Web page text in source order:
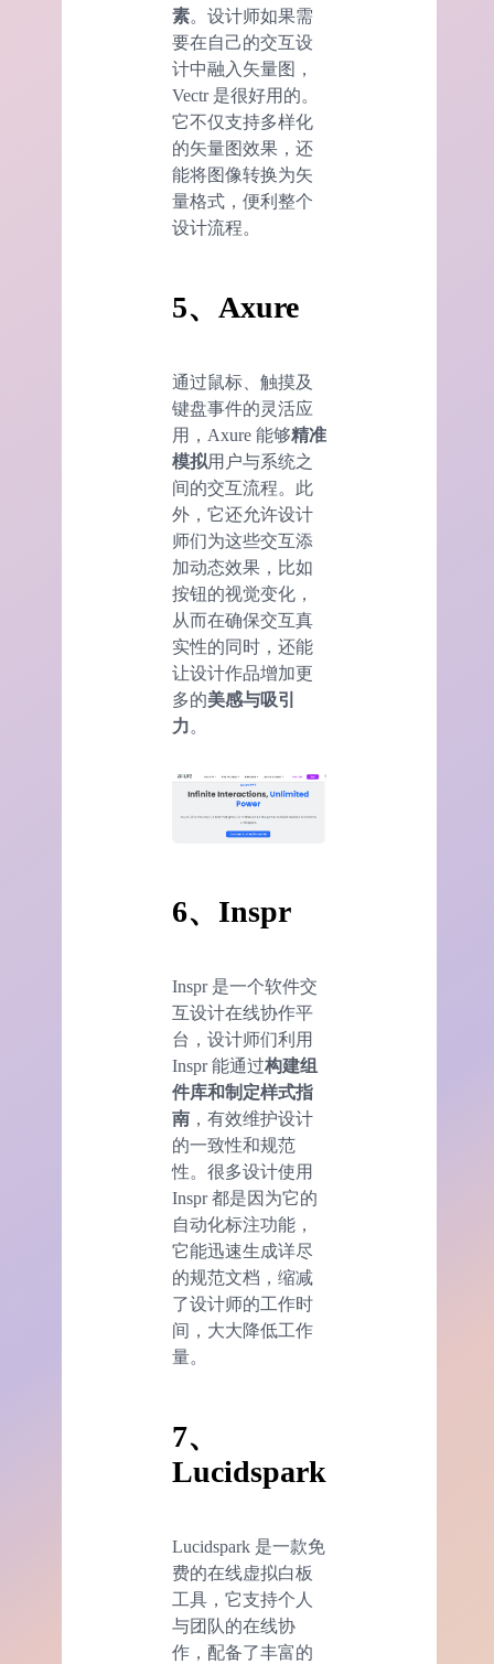
素。设计师如果需
要在自己的交互设
计中融入矢量图，
Vectr 是很好用的。
它不仅支持多样化
的矢量图效果，还
能将图像转换为矢
量格式，便利整个
设计流程。
5、Axure
通过鼠标、触摸及
键盘事件的灵活应
用，Axure 能够精准
模拟用户与系统之
间的交互流程。此
外，它还允许设计
师们为这些交互添
加动态效果，比如
按钮的视觉变化，
从而在确保交互真
实性的同时，还能
让设计作品增加更
多的美感与吸引
力。
6、Inspr
Inspr 是一个软件交
互设计在线协作平
台，设计师们利用
Inspr 能通过构建组
件库和制定样式指
南 ，有效维护设计
的一致性和规范
性。很多设计使用
Inspr 都是因为它的
自动化标注功能，
它能迅速生成详尽
的规范文档，缩减
了设计师的工作时
间，大大降低工作
量。
7、
Lucidspark
Lucidspark 是一款免
费的在线虚拟白板
工具，它支持个人
与团队的在线协
作，配备了丰富的